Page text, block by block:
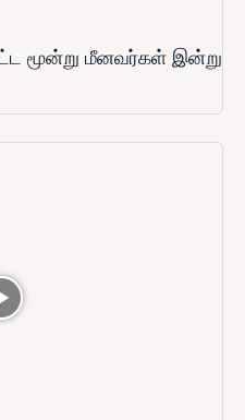
மூன்று மீனவர்கள் இன்று